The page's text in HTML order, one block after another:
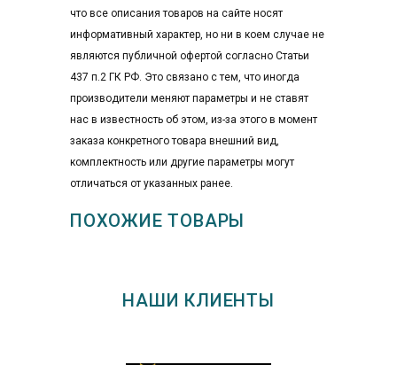
что все описания товаров на сайте носят
информативный характер, но ни в коем случае не
являются публичной офертой согласно Статьи
437 п.2 ГК РФ. Это связано с тем, что иногда
производители меняют параметры и не ставят
нас в известность об этом, из-за этого в момент
заказа конкретного товара внешний вид,
комплектность или другие параметры могут
отличаться от указанных ранее.
ПОХОЖИЕ ТОВАРЫ
НАШИ КЛИЕНТЫ